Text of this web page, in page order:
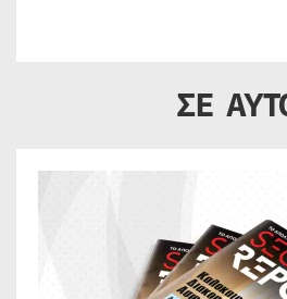
ΣΕ